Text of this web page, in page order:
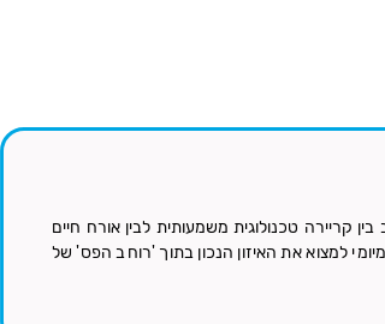
טכנולוגית משמעותית לבין אורח חיים
למצוא את האיזון הנכון בתוך 'רוחב הפס' של